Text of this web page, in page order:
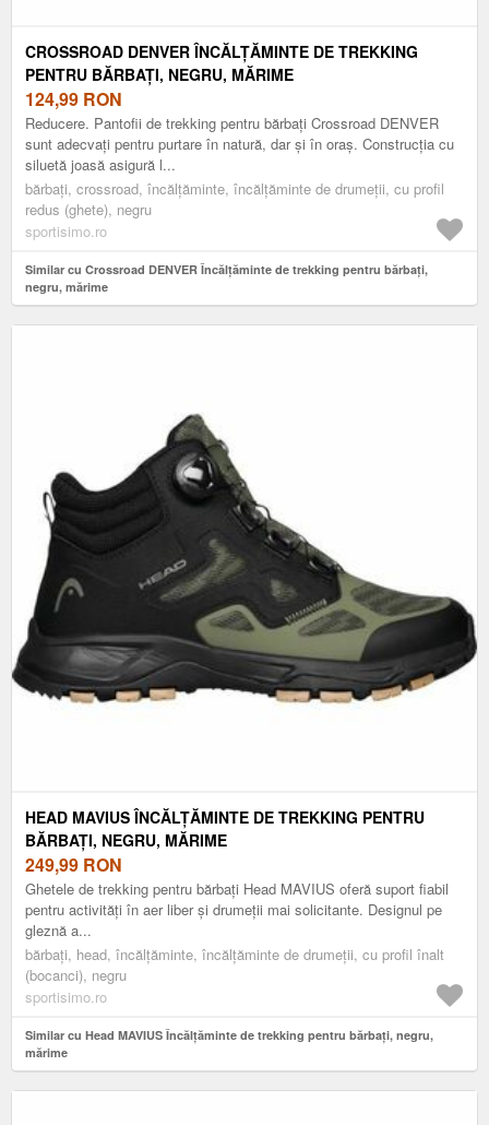
CROSSROAD DENVER ÎNCĂLȚĂMINTE DE TREKKING
PENTRU BĂRBAȚI, NEGRU, MĂRIME
124,99 RON
Reducere. Pantofii de trekking pentru bărbați Crossroad DENVER
sunt adecvați pentru purtare în natură, dar și în oraș. Construcția cu
siluetă joasă asigură l...
bărbați, crossroad, încălțăminte, încălțăminte de drumeții, cu profil
redus (ghete), negru
sportisimo.ro
Similar cu Crossroad DENVER Încălțăminte de trekking pentru bărbați,
negru, mărime
HEAD MAVIUS ÎNCĂLȚĂMINTE DE TREKKING PENTRU
BĂRBAȚI, NEGRU, MĂRIME
249,99 RON
Ghetele de trekking pentru bărbați Head MAVIUS oferă suport fiabil
pentru activități în aer liber și drumeții mai solicitante. Designul pe
gleznă a...
bărbați, head, încălțăminte, încălțăminte de drumeții, cu profil înalt
(bocanci), negru
sportisimo.ro
Similar cu Head MAVIUS Încălțăminte de trekking pentru bărbați, negru,
mărime